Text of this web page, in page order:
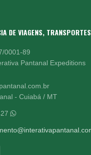
DE VIAGENS,
0001-89
Pantanal Expeditions
- Cuiabá / MT